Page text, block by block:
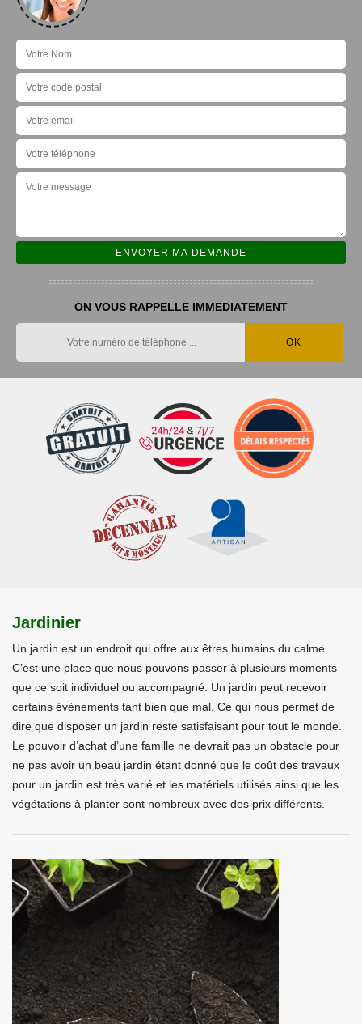
ON VOUS RAPPELLE IMMEDIATEMENT
Jardinier
Un jardin est un endroit qui offre aux êtres humains du calme.
C’est une place que nous pouvons passer à plusieurs moments
que ce soit individuel ou accompagné. Un jardin peut recevoir
certains évènements tant bien que mal. Ce qui nous permet de
dire que disposer un jardin reste satisfaisant pour tout le monde.
Le pouvoir d’achat d’une famille ne devrait pas un obstacle pour
ne pas avoir un beau jardin étant donné que le coût des travaux
pour un jardin est très varié et les matériels utilisés ainsi que les
végétations à planter sont nombreux avec des prix différents.